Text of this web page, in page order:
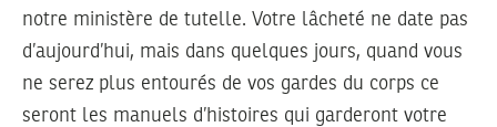
notre ministère de tutelle. Votre lâcheté ne date pas
d’aujourd’hui, mais dans quelques jours, quand vous
ne serez plus entourés de vos gardes du corps ce
seront les manuels d’histoires qui garderont votre